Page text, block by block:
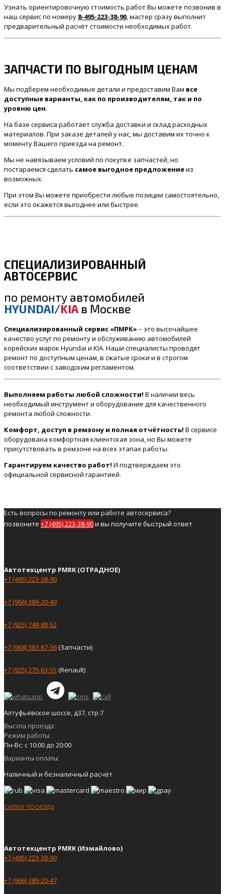
Узнать ориентировочную стоимость работ Вы можете позвонив в
наш сервис по номеру 8-495-223-38-90 , мастер сразу выполнит
предварительный расчёт стоимости необходимых работ.
ЗАПЧАСТИ ПО ВЫГОДНЫМ ЦЕНАМ
Мы подберем необходимые детали и предоставим Вам все
доступные варианты, как по производителям, так и по
уровню цен.
На базе сервиса работает служба доставки и склад расходных
материалов. При заказе деталей у нас, мы доставим их точно к
моменту Вашего приезда на ремонт.
Мы не навязываем условий по покупке запчастей, но
постараемся сделать самое выгодное предложениеиз
возможных.
При этом Вы можете приобрести любые позиции самостоятельно,
если это окажется выгоднее или быстрее.
СПЕЦИАЛИЗИРОВАННЫЙ
АВТОСЕРВИС
по ремонту автомобилей
HYUNDAI/KIA в Москве
Специализированный сервис «ПМРК» – это высочайшее
качество услуг по ремонту и обслуживанию автомобилей
корейских марок Hyundai и KIA. Наши специалисты проводят
ремонт по доступным ценам, в сжатые сроки и в строгом
соответствии с заводским регламентом.
Выполняем работы любой сложности! В наличии весь
необходимый инструмент и оборудование для качественного
ремонта любой сложности.
Комфорт, доступ в ремзону и полная отчётность! В сервисе
оборудована комфортная клиентская зона, но Вы можете
присутствовать в ремзоне на всех этапах работы.
Гарантируем качество работ! И подтверждаем это
официальной сервисной гарантией.
Есть вопросы по ремонту или работе автосервиса?
позвоните +7 (495) 223-38-90и вы получите быстрый ответ
Автотехцентр PMRK (ОТРАДНОЕ)
+7 (495) 223-38-90
+7 (966) 389-20-49
+7 (925) 748-88-52
+7 (968) 383-87-36(Запчасти)
+7 (925) 275-63-55 (Renault)
Алтуфьевское шоссе, д37, стр.7
Высота проезда:
Режим работы:
Пн-Вс: с 10:00 до 20:00
Варианты оплаты:
Наличный и безналичный расчёт
схема проезда
Автотехцентр PMRK (Измайлово)
+7 (495) 223-38-90
+7 (966) 389-20-47